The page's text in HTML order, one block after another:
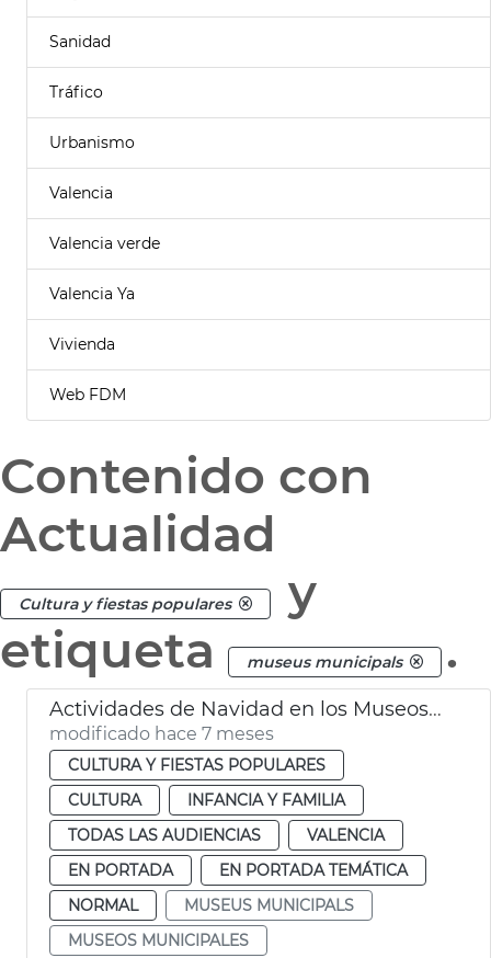
Sanidad
Tráfico
Urbanismo
Valencia
Valencia verde
Valencia Ya
Vivienda
Web FDM
Contenido con
Actualidad
Cultura y fiestas populares
y
etiqueta
museus municipals .
Actividades de Navidad en los Museos Municipales
modificado hace 7 meses
CULTURA Y FIESTAS POPULARES
CULTURA
INFANCIA Y FAMILIA
TODAS LAS AUDIENCIAS
VALENCIA
EN PORTADA
EN PORTADA TEMÁTICA
NORMAL
MUSEUS MUNICIPALS
MUSEOS MUNICIPALES